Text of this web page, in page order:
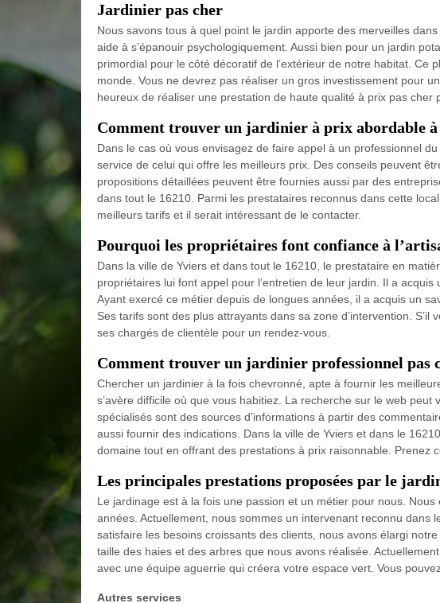
Jardinier pas cher
Nous savons tous à quel point le jardin apporte des merveilles
aide à s’épanouir psychologiquement. Aussi bien pour un jardin
primordial pour le côté décoratif de l’extérieur de notre habitat. Ce
monde. Vous ne devrez pas réaliser un gros investissement pour
heureux de réaliser une prestation de haute qualité à prix pas cher
Comment trouver un jardinier à prix abordable à
Dans le cas où vous envisagez de faire appel à un professionnel
service de celui qui offre les meilleurs prix. Des conseils peuvent
propositions détaillées peuvent être fournies aussi par des
dans tout le 16210. Parmi les prestataires reconnus dans cette
meilleurs tarifs et il serait intéressant de le contacter.
Pourquoi les propriétaires font confiance à
Dans la ville de Yviers et dans tout le 16210, le prestataire en
propriétaires lui font appel pour l’entretien de leur jardin. Il a
Ayant exercé ce métier depuis de longues années, il a acquis un
Ses tarifs sont des plus attrayants dans sa zone d’intervention.
ses chargés de clientèle pour un rendez-vous.
Comment trouver un jardinier professionnel pas
Chercher un jardinier à la fois chevronné, apte à fournir les
s’avère difficile où que vous habitiez. La recherche sur le web peut
spécialisés sont des sources d’informations à partir des
aussi fournir des indications. Dans la ville de Yviers et dans le
domaine tout en offrant des prestations à prix raisonnable. Prenez
Les principales prestations proposées par le
Le jardinage est à la fois une passion et un métier pour nous.
années. Actuellement, nous sommes un intervenant reconnu dans
satisfaire les besoins croissants des clients, nous avons élargi
taille des haies et des arbres que nous avons réalisée.
avec une équipe aguerrie qui créera votre espace vert. Vous
Autres services